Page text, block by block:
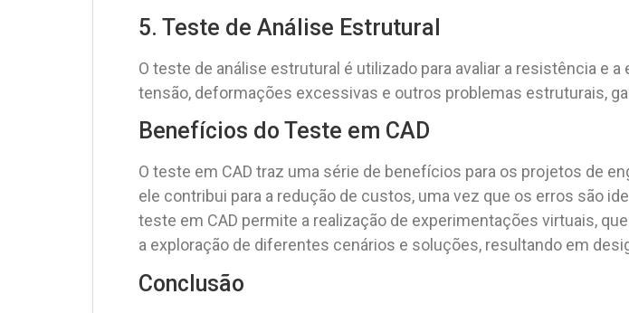
5. Teste de Análise Estrutural
O teste de análise estrutural é utilizado para avaliar a resistência e
tensão, deformações excessivas e outros problemas estruturais,
Benefícios do Teste em CAD
O teste em CAD traz uma série de benefícios para os projetos de
ele contribui para a redução de custos, uma vez que os erros são
teste em CAD permite a realização de experimentações virtuais,
a exploração de diferentes cenários e soluções, resultando em
Conclusão